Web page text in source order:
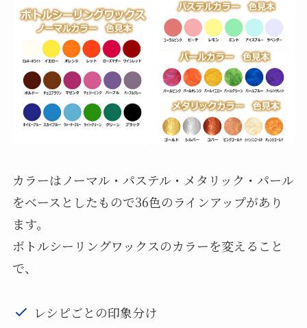
カラーはノーマル・パステル・メタリック・パール
をベースとしたもので36色のラインアップがあり
ます。
ボトルシーリングワックスのカラーを変えること
で、
レシピごとの印象分け